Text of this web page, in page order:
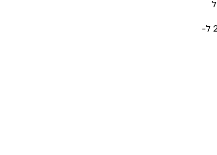
מסיבת רחוב. מחירי הפריטים כגון מנורות, אגרטלים, מפות, תמונות וקופסאות אחסון, ינועו בין 20 ל-